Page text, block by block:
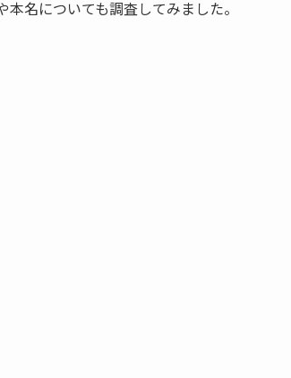
名についても調査してみました。